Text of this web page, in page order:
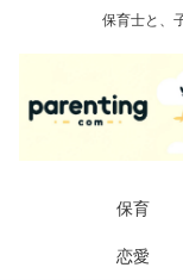
保育士と、
保育
恋愛